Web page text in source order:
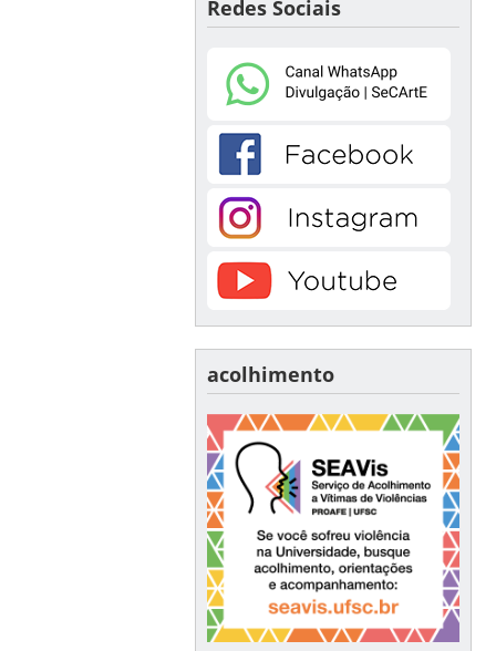
Redes Sociais
acolhimento